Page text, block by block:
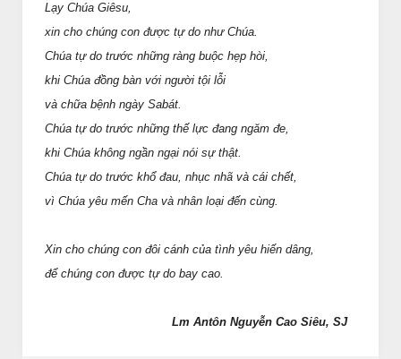
Lạy Chúa Giêsu,
xin cho chúng con được tự do như Chúa.
Chúa tự do trước những ràng buộc hẹp hòi,
khi Chúa đồng bàn với người tội lỗi
và chữa bệnh ngày Sabát.
Chúa tự do trước những thế lực đang ngăm đe,
khi Chúa không ngần ngại nói sự thật.
Chúa tự do trước khổ đau, nhục nhã và cái chết,
vì Chúa yêu mến Cha và nhân loại đến cùng.
Xin cho chúng con đôi cánh của tình yêu hiến dâng,
để chúng con được tự do bay cao.
Lm Antôn Nguyễn Cao Siêu, SJ